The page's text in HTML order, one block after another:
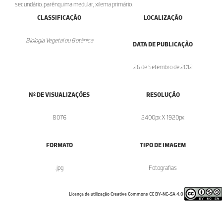
secundário, parênquima medular, xilema primário.
CLASSIFICAÇÃO
Biologia Vegetal ou Botânica
LOCALIZAÇÃO
DATA DE PUBLICAÇÃO
26 de Setembro de 2012
Nº DE VISUALIZAÇÕES
8076
RESOLUÇÃO
2400px X 1920px
FORMATO
.jpg
TIPO DE IMAGEM
Fotografias
Licença de utilização Creative Commons CC BY-NC-SA 4.0